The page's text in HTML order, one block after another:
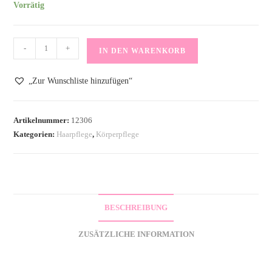
Vorrätig
Herbolive
Haarmaske
für
mit
Sheabutter
- + IN DEN WARENKORB
„Zur Wunschliste hinzufügen“
Artikelnummer: 12306
Kategorien: Haarpflege, Körperpflege
BESCHREIBUNG
ZUSÄTZLICHE INFORMATION